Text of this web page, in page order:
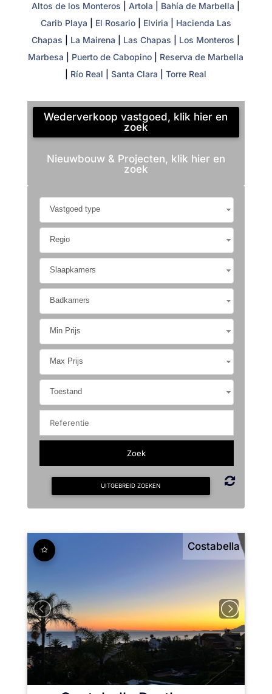
Altos de los Monteros |Artola Bahía de Marbella
Carib Playa
El Rosario| Elviria
Hacienda Las
Chapas
La Mairena Las Chapas Los Monteros
Marbesa
Puerto de Cabopino
Reserva de Marbella
Río Real |Santa Clara |Torre Real
Wederverkoop vastgoed, klik hier en
zoek
Nieuwbouw & Projecten, klik hier en
zoek
Vastgoed type
Regio
Slaapkamers
Badkamers
Min Prijs
Max Prijs
Toestand
UITGEBREID ZOEKEN
Costabella